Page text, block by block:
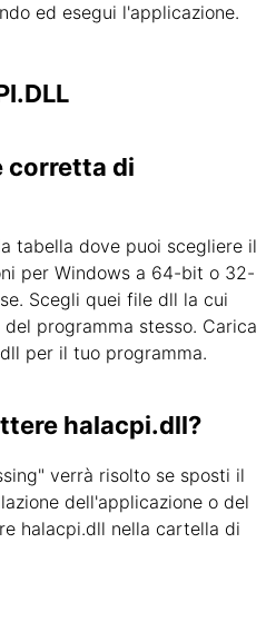
ed esegui l'applicazione.
corretta di
tabella dove puoi scegliere il
per Windows a 64-bit o 32-
Scegli quei file dll la cui
programma stesso. Carica
per il tuo programma.
halacpi.dll?
verrà risolto se sposti il
dell'applicazione o del
halacpi.dll nella cartella di